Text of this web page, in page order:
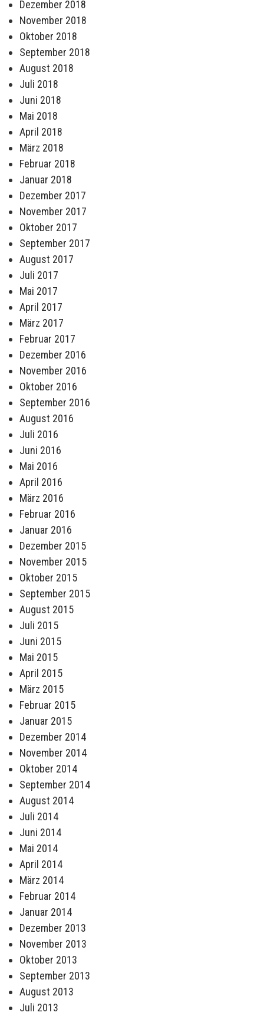
Dezember 2018
November 2018
Oktober 2018
September 2018
August 2018
Juli 2018
Juni 2018
Mai 2018
April 2018
März 2018
Februar 2018
Januar 2018
Dezember 2017
November 2017
Oktober 2017
September 2017
August 2017
Juli 2017
Mai 2017
April 2017
März 2017
Februar 2017
Dezember 2016
November 2016
Oktober 2016
September 2016
August 2016
Juli 2016
Juni 2016
Mai 2016
April 2016
März 2016
Februar 2016
Januar 2016
Dezember 2015
November 2015
Oktober 2015
September 2015
August 2015
Juli 2015
Juni 2015
Mai 2015
April 2015
März 2015
Februar 2015
Januar 2015
Dezember 2014
November 2014
Oktober 2014
September 2014
August 2014
Juli 2014
Juni 2014
Mai 2014
April 2014
März 2014
Februar 2014
Januar 2014
Dezember 2013
November 2013
Oktober 2013
September 2013
August 2013
Juli 2013